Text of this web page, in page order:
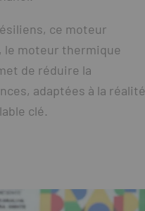
ce moteur
moteur thermique
de réduire la
adaptées à la réalité
clé.